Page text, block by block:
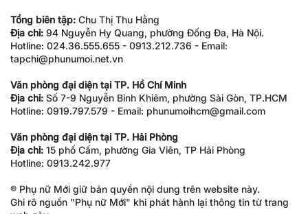
Tổng biên tập: Chu Thị Thu Hằng
Địa chỉ: 94 Nguyễn Hy Quang, phường Đống Đa, Hà Nội.
Hotline: 024.36.555.655 - 0913.212.736 - Email:
tapchi@phunumoi.net.vn
Văn phòng đại diện tại TP. Hồ Chí Minh
Địa chỉ: Số 7-9 Nguyễn Bỉnh Khiêm, phường Sài Gòn, TP.HCM
Hotline: 0919.797.579 - Email: phunumoihcm@gmail.com
Văn phòng đại diện tại TP. Hải Phòng
Địa chỉ: 15 phố Cấm, phường Gia Viên, TP Hải Phòng
Hotline: 0913.242.977
® Phụ nữ Mới giữ bản quyền nội dung trên website này.
Ghi rõ nguồn "Phụ nữ Mới" khi phát hành lại thông tin từ trang